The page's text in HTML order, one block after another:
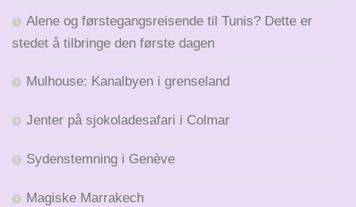
Alene og førstegangsreisende til Tunis? Dette er
stedet å tilbringe den første dagen
Mulhouse: Kanalbyen i grenseland
Jenter på sjokoladesafari i Colmar
Sydenstemning i Genève
Magiske Marrakech